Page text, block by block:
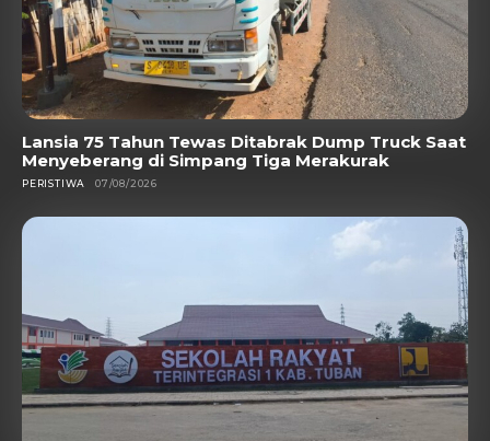
Lansia 75 Tahun Tewas Ditabrak Dump Truck Saat
Menyeberang di Simpang Tiga Merakurak
PERISTIWA 07/08/2026